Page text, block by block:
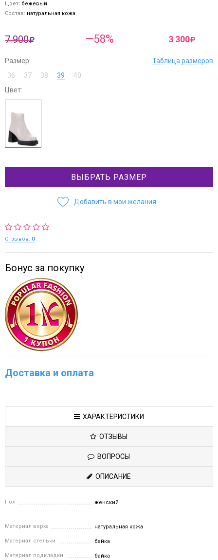
Цвет: бежевый
Состав: натуральная кожа
7 900 —58% 3 300
Размер:
Таблица размеров
36
37 38 39
40
Цвет:
ВЫБРАТЬ РАЗМЕР
Добавить в мои желания
Отзывов: 0
Бонус за покупку
Доставка и оплата
ХАРАКТЕРИСТИКИ
ОТЗЫВЫ
ВОПРОСЫ
ОПИСАНИЕ
Пол женский
Материал верха натуральная кожа
Материал стельки байка
Материал подкладки байка